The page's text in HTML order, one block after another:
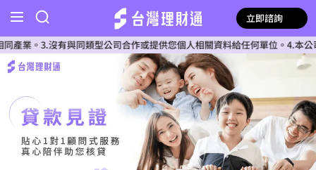
立即諮詢
沒有與同類型公司合作或提供您個人相關資料給任何單位。4.本公司確